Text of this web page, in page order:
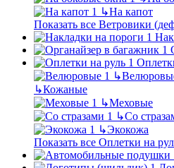
↳На капот
Показать все Ветровики
↳
↳Кожаные
↳Меховые
↳Со
↳Экокожа
Показать все Оплетки на